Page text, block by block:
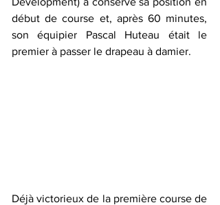
début de course et, après 60 minutes,
son équipier Pascal Huteau était le
premier à passer le drapeau à damier.
Déjà victorieux de la première course de